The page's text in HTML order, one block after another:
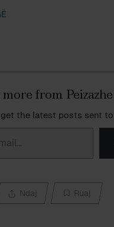
from Peizazhe
the latest posts sent to
Ndaj Ruaj